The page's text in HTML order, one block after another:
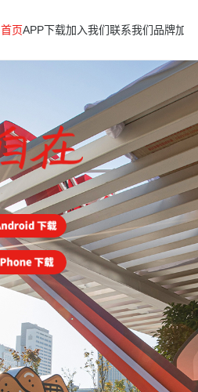
首页APP下载加入我们联系我们品牌加盟